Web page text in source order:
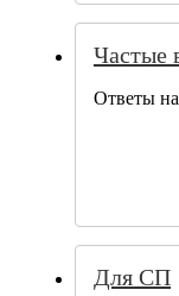
Частые
Ответы
Для СП